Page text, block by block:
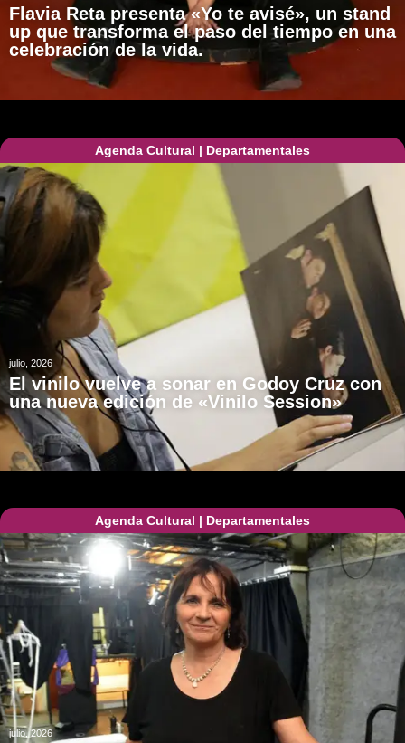
Flavia Reta presenta «Yo te avisé», un stand
up que transforma el paso del tiempo en una
celebración de la vida.
Agenda Cultural | Departamentales
julio, 2026
El vinilo vuelve a sonar en Godoy Cruz con
una nueva edición de «Vinilo Session»
Agenda Cultural | Departamentales
julio, 2026